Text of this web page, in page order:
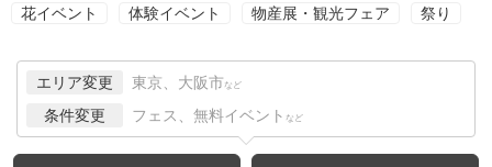
花イベント 体験イベント 物産展・観光フェア 祭り
エリア変更 東京、大阪市 など
条件変更 フェス、無料イベント など